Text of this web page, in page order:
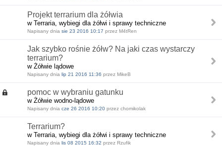
Projekt terrarium dla żółwia
w Terraria, wybiegi dla żółwi i sprawy techniczne
Napisany dnia sie 23 2016 10:17 przez M4tRen
Jak szybko rośnie żółw? Na jaki czas wystarczy
terrarium?
w Żółwie lądowe
Napisany dnia lip 21 2016 11:36 przez MikeB
pomoc w wybraniu gatunku
w Żółwie wodno-lądowe
Napisany dnia cze 26 2016 10:20 przez chomikolak
Terrarium?
w Terraria, wybiegi dla żółwi i sprawy techniczne
Napisany dnia lis 08 2015 16:32 przez Rzufik